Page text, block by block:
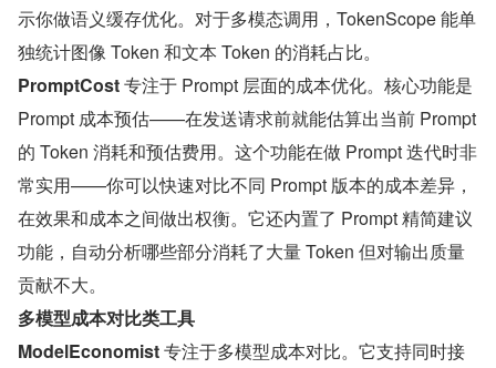
示你做语义缓存优化。对于多模态调用，TokenScope 能单
独统计图像 Token 和文本 Token 的消耗占比。
PromptCost 专注于 Prompt 层面的成本优化。核心功能是
Prompt 成本预估——在发送请求前就能估算出当前 Prompt
的 Token 消耗和预估费用。这个功能在做 Prompt 迭代时非
常实用——你可以快速对比不同 Prompt 版本的成本差异，
在效果和成本之间做出权衡。它还内置了 Prompt 精简建议
功能，自动分析哪些部分消耗了大量 Token 但对输出质量
贡献不大。
多模型成本对比类工具
ModelEconomist 专注于多模型成本对比。它支持同时接